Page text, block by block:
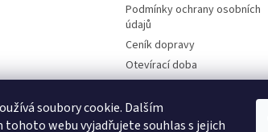
soubory cookie. Dalším
tohoto webu vyjadřujete souhlas s jejich
Podmínky ochrany osobních
údajů
Ceník dopravy
Otevírací doba
Fotografie z prodejny Brno
Reklamační list
Moje objednávka